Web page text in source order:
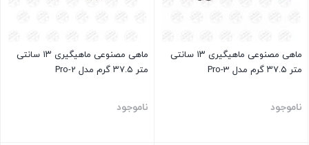
ماهی مصنوعی ماهیگیری ۱۳ سانتی
متر ۳۷.۵ گرم مدل Pro-3
ناموجود
ماهی مصنوعی ماهیگیری ۱۳ سانتی
متر ۳۷.۵ گرم مدل Pro-2
ناموجود